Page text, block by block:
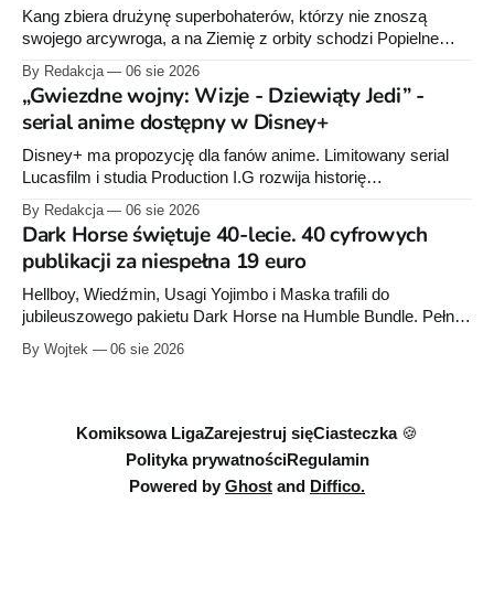
Kang zbiera drużynę superbohaterów, którzy nie znoszą
swojego arcywroga, a na Ziemię z orbity schodzi Popielne
Przymierze z królem Arturem na czele. Pierwszy tom nowej
serii Avengers autorstwa Jeda MacKaya trafia do sklepów 12
sierpnia. Rzućcie okiem na przykładowe plansze.
By Redakcja 06 sie 2026
„Gwiezdne wojny: Wizje - Dziewiąty Jedi” -
serial anime dostępny w Disney+
Disney+ ma propozycję dla fanów anime. Limitowany serial
Lucasfilm i studia Production I.G rozwija historię
zapoczątkowaną w krótkometrażówkach „Dziewiąty Jedi”
oraz „Dziewiąty Jedi: Dziecko nadziei" z serii „Gwiezdne
wojny: Wizje”. Wszystkie osiem odcinków jest już dostępnych
w Disney+.
By Redakcja 06 sie 2026
Dark Horse świętuje 40-lecie. 40 cyfrowych
publikacji za niespełna 19 euro
Hellboy, Wiedźmin, Usagi Yojimbo i Maska trafili do
jubileuszowego pakietu Dark Horse na Humble Bundle. Pełny
zestaw obejmuje 40 cyfrowych publikacji i kosztuje 18,71
euro. Oferta kończy się 13 sierpnia.
By Wojtek 06 sie 2026
Komiksowa LigaZarejestruj sięCiasteczka 🍪
Polityka prywatnościRegulamin
Powered by Ghost and Diffico.